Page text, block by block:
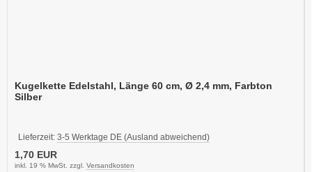
Kugelkette Edelstahl, Länge 60 cm, Ø 2,4 mm, Farbton
Silber
Lieferzeit: 3-5 Werktage DE (Ausland abweichend)
1,70 EUR
inkl. 19 % MwSt. zzgl. Versandkosten